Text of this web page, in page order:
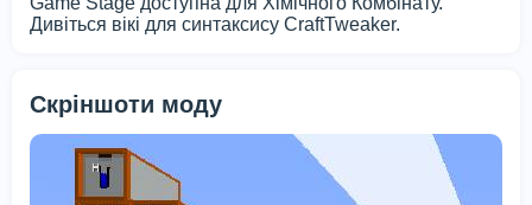
Дивіться вікі для синтаксису CraftTweaker.
Скріншоти моду